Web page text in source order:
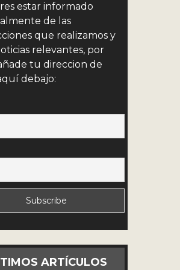
estar informado
de las
que realizamos y
relevantes, por
tu direccion de
debajo:
ARTÍCULOS